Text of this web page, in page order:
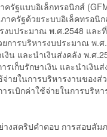
ครัฐแบบอิเล็กทรอนิกส์
ครัฐด้วยระบบอิเล็คทรอนิ
บประมาณ พ.ศ.2548 และ
ารบริหารงบประมาณ พ.ศ
งิน และนำเงินส่งคลัง พ.ศ
เก็บรักษาเงิน และนำเงินส่
ายในการบริหารงานของ
รเบิกค่าใช้จ่ายในการบริห
างสคริปคำตอบ การสอบสั